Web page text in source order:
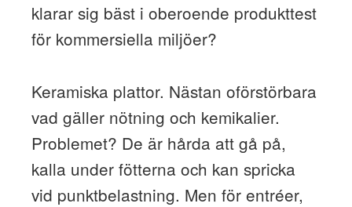
klarar sig bäst i oberoende produkttest
för kommersiella miljöer?
Keramiska plattor. Nästan oförstörbara
vad gäller nötning och kemikalier.
Problemet? De är hårda att gå på,
kalla under fötterna och kan spricka
vid punktbelastning. Men för entréer,